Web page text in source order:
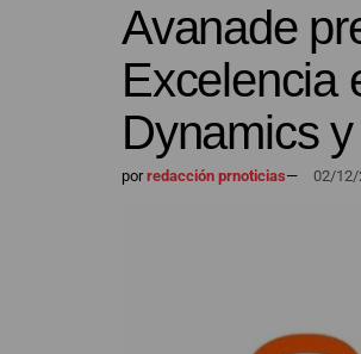
Avanade
Excelencia
Dynamics
porredacción prnoticias— 02/12/